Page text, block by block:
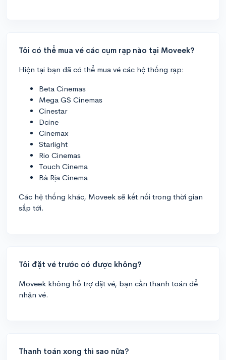
Tôi có thể mua vé các cụm rạp nào tại Moveek?
Hiện tại bạn đã có thể mua vé các hệ thống rạp:
Beta Cinemas
Mega GS Cinemas
Cinestar
Dcine
Cinemax
Starlight
Rio Cinemas
Touch Cinema
Bà Rịa Cinema
Các hệ thống khác, Moveek sẽ kết nối trong thời gian
sắp tới.
Tôi đặt vé trước có được không?
Moveek không hỗ trợ đặt vé, bạn cần thanh toán để
nhận vé.
Thanh toán xong thì sao nữa?